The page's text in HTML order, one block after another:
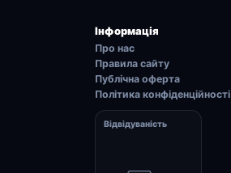
Інформація
Про нас
Правила сайту
Публічна оферта
Політика конфіденційності
Відвідуваність